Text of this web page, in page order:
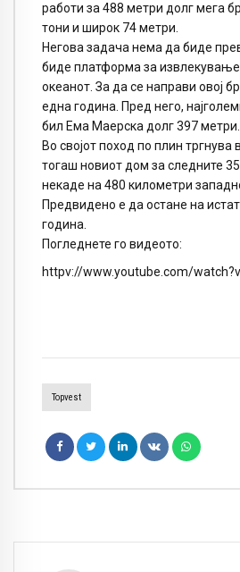
работи за 488 метри долг мега
тони и широк 74 метри.
Негова задача нема да биде
биде платформа за
океанот. За да се направи овој
една година. Пред него,
бил Ема Маерска долг 397 метри.
Во својот поход по плин тргнува
тогаш новиот дом за следните
некаде на 480 километри
Предвидено е да остане на
година.
Погледнете го видеото:
httpv://www.youtube.com/
Topvest